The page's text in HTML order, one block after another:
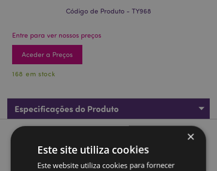
Código de Produto - TY968
Entre para ver nossos preços
Aceder a Preços
168 em stock
Especificações do Produto
Bolhas Wallace & Gromit
×
Este site utiliza cookies
Este website utiliza cookies para fornecer